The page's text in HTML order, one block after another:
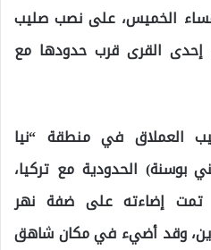
مساء الخميس، على نصب صليب
القرى قرب حدودها مع
العملاق في منطقة “نيا
بوسنة) الحدودية مع تركيا،
إضاءته على ضفة نهر
وقد أضيء في مكان شاهق